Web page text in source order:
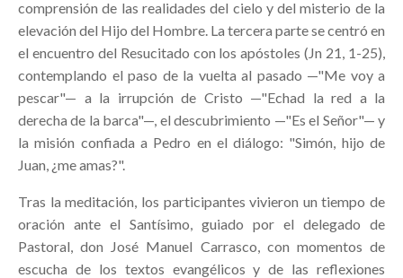
comprensión de las realidades del cielo y del misterio de la
elevación del Hijo del Hombre. La tercera parte se centró en
el encuentro del Resucitado con los apóstoles (Jn 21, 1-25),
contemplando el paso de la vuelta al pasado —"Me voy a
pescar"— a la irrupción de Cristo —"Echad la red a la
derecha de la barca"—, el descubrimiento —"Es el Señor"— y
la misión confiada a Pedro en el diálogo: "Simón, hijo de
Juan, ¿me amas?".
Tras la meditación, los participantes vivieron un tiempo de
oración ante el Santísimo, guiado por el delegado de
Pastoral, don José Manuel Carrasco, con momentos de
escucha de los textos evangélicos y de las reflexiones